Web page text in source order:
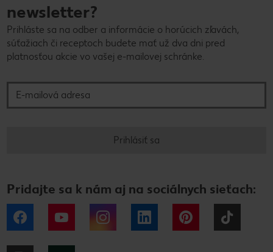
newsletter?
Prihláste sa na odber a informácie o horúcich zľavách,
súťažiach či receptoch budete mať už dva dni pred
platnosťou akcie vo vašej e-mailovej schránke.
Prihlásiť sa
Pridajte sa k nám aj na sociálnych sieťach:
Facebook YouTube Instagram LinkedIn Pinterest